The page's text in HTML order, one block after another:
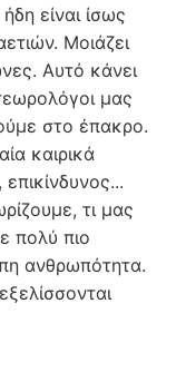
είναι ίσως
Μοιάζει
Αυτό κάνει
μας
στο έπακρο.
καιρικά
τι μας
πολύ πιο
ανθρωπότητα.